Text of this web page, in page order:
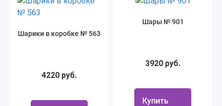
Шарики в коробке № 563
4220 руб.
Шары № 901
3920 руб.
Купить